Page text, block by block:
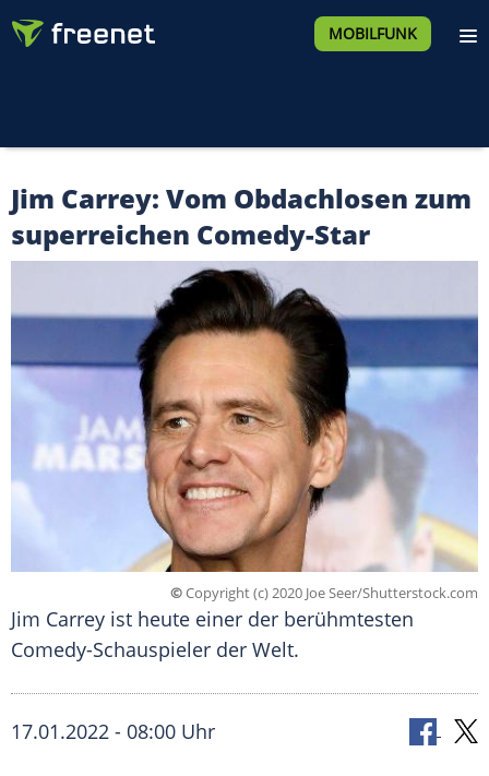
MOBILFUNK
Jim Carrey: Vom Obdachlosen zum
superreichen Comedy-Star
©Copyright (c) 2020 Joe Seer/Shutterstock.com
Jim Carrey ist heute einer der berühmtesten
Comedy-Schauspieler der Welt.
17.01.2022 - 08:00 Uhr